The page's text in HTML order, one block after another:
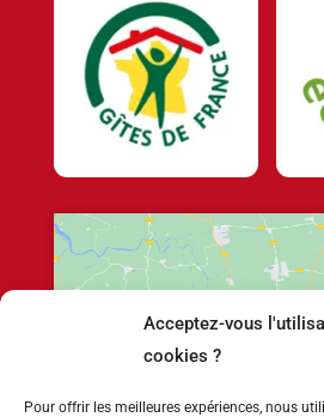
Acceptez-vous
cookies ?
Pour offrir les meilleures expériences, nous
Cliquez pour accepter les